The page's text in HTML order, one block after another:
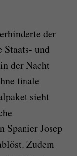
der
Staats- und
der Nacht
finale
sieht
Spanier Josep
Zudem